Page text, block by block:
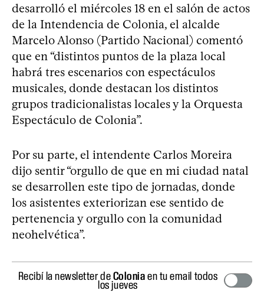
desarrolló el miércoles 18 en el salón de actos
de la Intendencia de Colonia, el alcalde
Marcelo Alonso (Partido Nacional) comentó
que en “distintos puntos de la plaza local
habrá tres escenarios con espectáculos
musicales, donde destacan los distintos
grupos tradicionalistas locales y la Orquesta
Espectáculo de Colonia”.
Por su parte, el intendente Carlos Moreira
dijo sentir “orgullo de que en mi ciudad natal
se desarrollen este tipo de jornadas, donde
los asistentes exteriorizan ese sentido de
pertenencia y orgullo con la comunidad
neohelvética”.
Recibí la newsletter deColoniaen tu email todos
los jueves